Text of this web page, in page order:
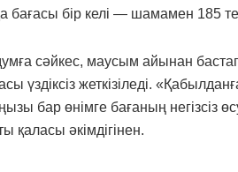
бағасы бір келі — шамамен 185
сәйкес, маусым айынан бастап
үздіксіз жеткізіледі.
бар өнімге бағаның негізсіз
қаласы әкімдігінен.